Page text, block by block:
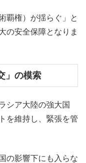
覇権）が揺らぐ」と
の安全保障となりま
」の模索
シア大陸の強大国
を維持し、緊張を管
の影響下にも入らな